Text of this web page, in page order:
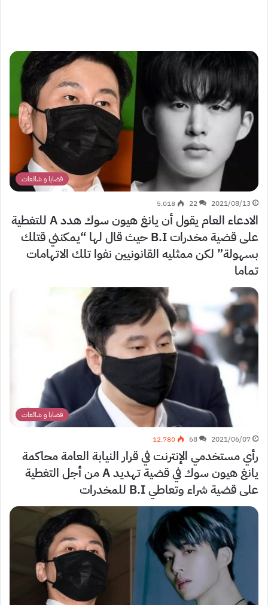
قضايا و شائعات
2021/08/13
22 5٬018
الادعاء العام يقول أن يانغ هيون سوك هدد A للتغطية
على قضية مخدرات B.I حيث قال لها “يمكنني قتلك
بسهولة” لكن ممثليه القانونيين نفوا تلك الاتهامات
تماما
قضايا و شائعات
2021/06/07
68 12٬780
رأي مستخدمي الإنترنت في قرار النيابة العامة محاكمة
يانغ هيون سوك في قضية تهديد A من أجل التغطية
على قضية شراء وتعاطي B.I للمخدرات